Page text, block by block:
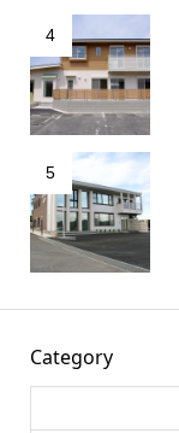
4
5
Category